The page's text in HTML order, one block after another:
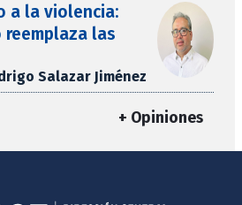
a la violencia:
las
Salazar Jiménez
+ Opiniones